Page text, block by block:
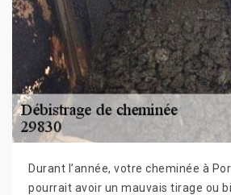
Durant l’année, votre cheminée à
pourrait avoir un mauvais tirage ou